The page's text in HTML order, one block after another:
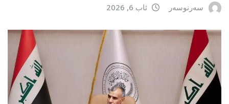
سەرنوسەر ئاب 6, 2026